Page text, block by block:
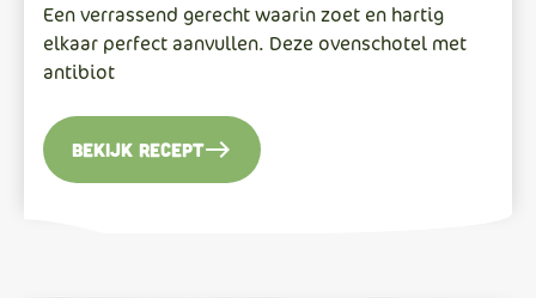
Een verrassend gerecht waarin zoet en hartig
elkaar perfect aanvullen. Deze ovenschotel met
antibiot
Bekijk recepteast